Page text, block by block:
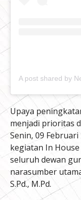
Upaya
menjadi prioritas
Senin, 09
kegiatan In
seluruh dewan
narasumber
S.Pd., M.Pd.